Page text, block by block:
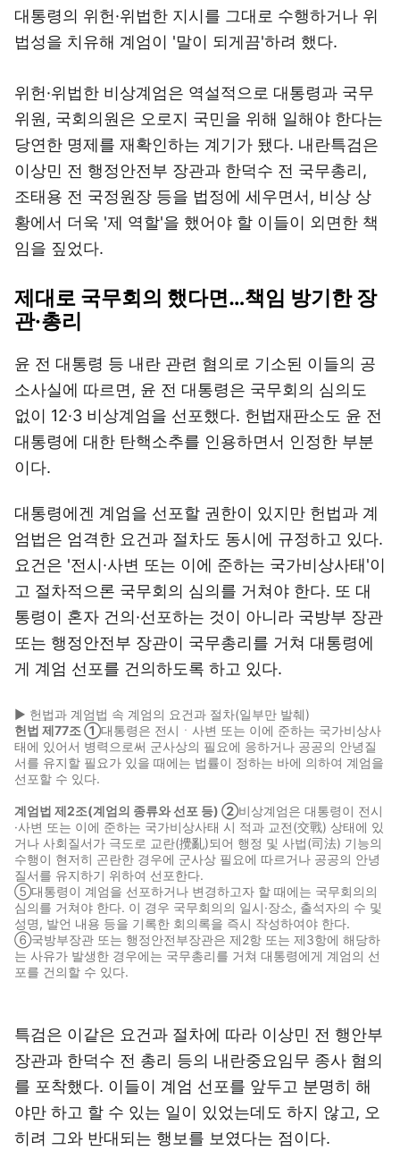
대통령의 위헌·위법한 지시를 그대로 수행하거나 위
법성을 치유해 계엄이 '말이 되게끔'하려 했다.
위헌·위법한 비상계엄은 역설적으로 대통령과 국무
위원, 국회의원은 오로지 국민을 위해 일해야 한다는
당연한 명제를 재확인하는 계기가 됐다. 내란특검은
이상민 전 행정안전부 장관과 한덕수 전 국무총리,
조태용 전 국정원장 등을 법정에 세우면서, 비상 상
황에서 더욱 '제 역할'을 했어야 할 이들이 외면한 책
임을 짚었다.
제대로 국무회의 했다면…책임 방기한 장
관·총리
윤 전 대통령 등 내란 관련 혐의로 기소된 이들의 공
소사실에 따르면, 윤 전 대통령은 국무회의 심의도
없이 12·3 비상계엄을 선포했다. 헌법재판소도 윤 전
대통령에 대한 탄핵소추를 인용하면서 인정한 부분
이다.
대통령에겐 계엄을 선포할 권한이 있지만 헌법과 계
엄법은 엄격한 요건과 절차도 동시에 규정하고 있다.
요건은 '전시·사변 또는 이에 준하는 국가비상사태'이
고 절차적으론 국무회의 심의를 거쳐야 한다. 또 대
통령이 혼자 건의·선포하는 것이 아니라 국방부 장관
또는 행정안전부 장관이 국무총리를 거쳐 대통령에
게 계엄 선포를 건의하도록 하고 있다.
▶ 헌법과 계엄법 속 계엄의 요건과 절차(일부만 발췌)
헌법 제77조 ①대통령은 전시ㆍ사변 또는 이에 준하는 국가비상사
태에 있어서 병력으로써 군사상의 필요에 응하거나 공공의 안녕질
서를 유지할 필요가 있을 때에는 법률이 정하는 바에 의하여 계엄을
선포할 수 있다.
계엄법 제2조(계엄의 종류와 선포 등) ②비상계엄은 대통령이 전시
·사변 또는 이에 준하는 국가비상사태 시 적과 교전(交戰) 상태에 있
거나 사회질서가 극도로 교란(攪亂)되어 행정 및 사법(司法) 기능의
수행이 현저히 곤란한 경우에 군사상 필요에 따르거나 공공의 안녕
질서를 유지하기 위하여 선포한다.
⑤대통령이 계엄을 선포하거나 변경하고자 할 때에는 국무회의의
심의를 거쳐야 한다. 이 경우 국무회의의 일시·장소, 출석자의 수 및
성명, 발언 내용 등을 기록한 회의록을 즉시 작성하여야 한다.
⑥국방부장관 또는 행정안전부장관은 제2항 또는 제3항에 해당하
는 사유가 발생한 경우에는 국무총리를 거쳐 대통령에게 계엄의 선
포를 건의할 수 있다.
특검은 이같은 요건과 절차에 따라 이상민 전 행안부
장관과 한덕수 전 총리 등의 내란중요임무 종사 혐의
를 포착했다. 이들이 계엄 선포를 앞두고 분명히 해
야만 하고 할 수 있는 일이 있었는데도 하지 않고, 오
히려 그와 반대되는 행보를 보였다는 점이다.